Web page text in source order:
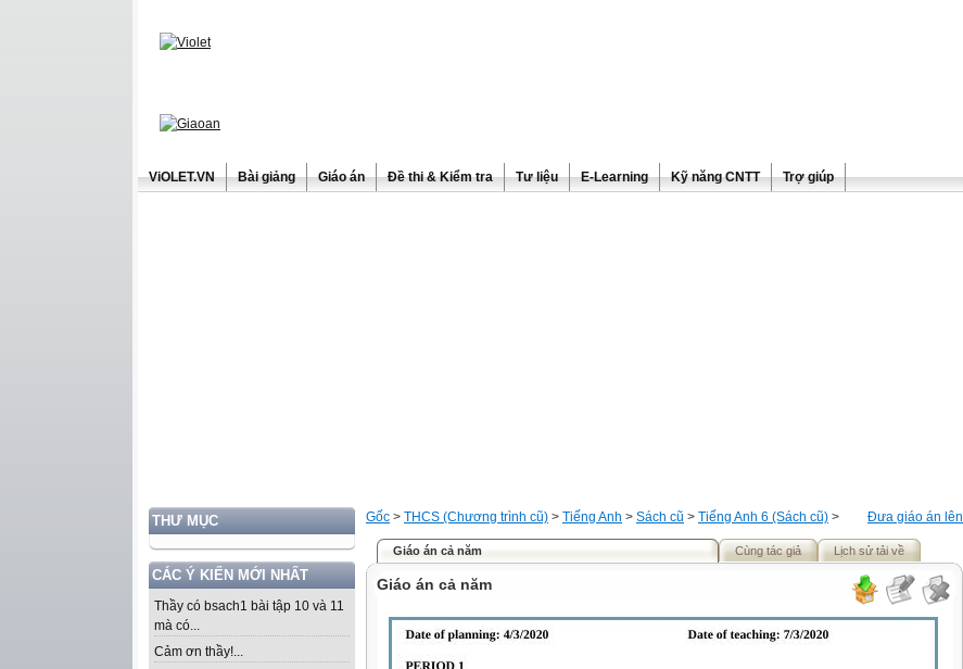
ViOLET.VN Bài giảng Giáo án Đề thi & Kiểm tra Tư liệu E-Learning Kỹ năng CNTT Trợ giúp
THƯ MỤC
CÁC Ý KIẾN MỚI NHẤT
Thầy có bsach1 bài tập 10 và 11
mà có...
Cảm ơn thầy!...
Đưa giáo án lên
Gốc > THCS (Chương trình cũ) > Tiếng Anh > Sách cũ > Tiếng Anh 6 (Sách cũ) >
Giáo án cả năm Cùng tác giả Lịch sử tải về
Giáo án cả năm